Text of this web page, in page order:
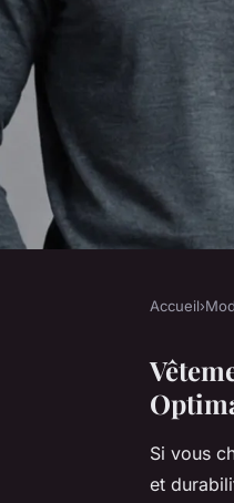
en
allure
Accueil›
Si vous
et